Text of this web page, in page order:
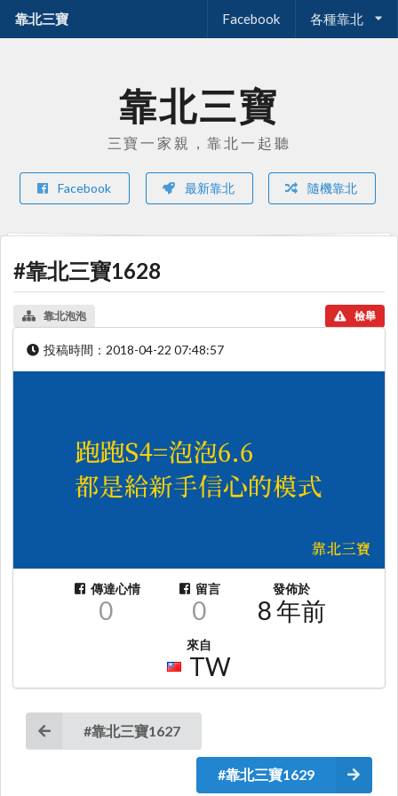
靠北三寶 Facebook 各種靠北
靠北三寶
三寶一家親，靠北一起聽
Facebook 最新靠北 隨機靠北
#靠北三寶1628
靠北泡泡 檢舉
投稿時間： 2018-04-22 07:48:57
傳達心情
0
留言
0
發佈於
8 年前
來自
TW
#靠北三寶1627
#靠北三寶1629